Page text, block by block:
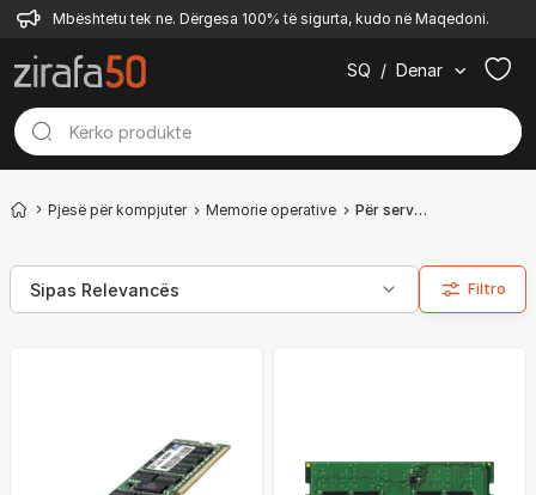
Mbështetu tek ne. Dërgesa 100% të sigurta, kudo në Maqedoni.
SQ / Denar
Pjesë për kompjuter Memorie operative Për server & workstation
Filtro